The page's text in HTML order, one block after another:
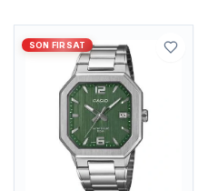
SON FIRSAT